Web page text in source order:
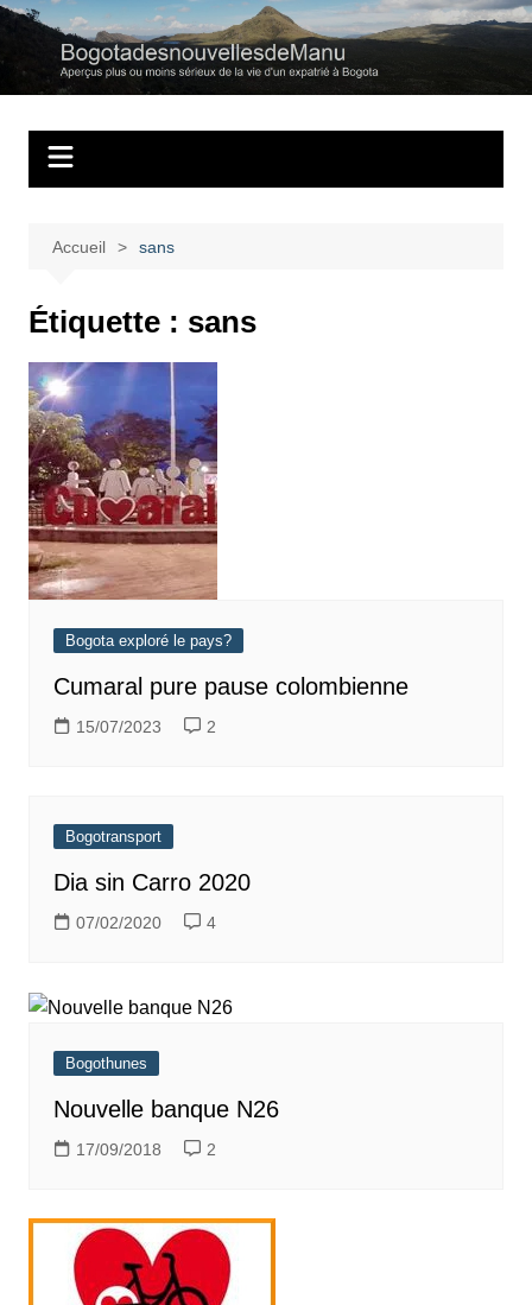
Aller
contenu
Regards personnels sur la vie d’expatrié à Bogota
Accueil sans
Étiquette : sans
Bogota exploré le pays?
Cumaral pure pause colombienne
15/07/2023 2
Bogotransport
Dia sin Carro 2020
07/02/2020 4
Bogothunes
Nouvelle banque N26
17/09/2018 2